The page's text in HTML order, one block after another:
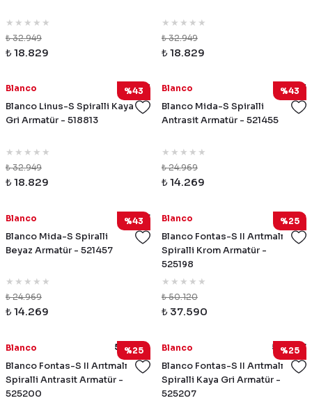
₺ 32.949
₺ 18.829
₺ 32.949
₺ 18.829
%43
Blanco 518813
Blanco Linus-S Spiralli Kaya
Gri Armatür - 518813
₺ 32.949
₺ 18.829
%43
Blanco 521455
Blanco Mida-S Spiralli
Antrasit Armatür - 521455
₺ 24.969
₺ 14.269
%43
Blanco 521457
Blanco Mida-S Spiralli
Beyaz Armatür - 521457
₺ 24.969
₺ 14.269
%25
Blanco 525198
Blanco Fontas-S II Arıtmalı
Spiralli Krom Armatür -
525198
₺ 50.120
₺ 37.590
%25
Blanco 525200
Blanco Fontas-S II Arıtmalı
Spiralli Antrasit Armatür -
525200
%25
Blanco 525207
Blanco Fontas-S II Arıtmalı
Spiralli Kaya Gri Armatür -
525207